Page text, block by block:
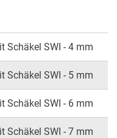
Schäkel SWI - 4 mm
Schäkel SWI - 5 mm
Schäkel SWI - 6 mm
Schäkel SWI - 7 mm